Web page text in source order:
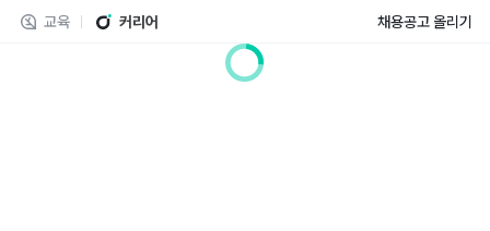
교육 커리어 채용공고 올리기